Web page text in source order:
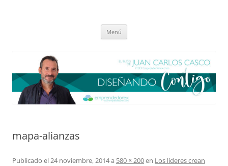
Menú
mapa-alianzas
Publicado el24 noviembre, 2014a 580 × 200en Los líderes crean